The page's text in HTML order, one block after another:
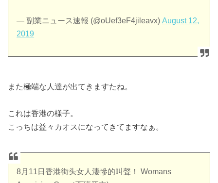
— 副業ニュース速報 (@oUef3eF4jileavx)August 12,
2019
また極端な人達が出てきますたね。
これは香港の様子。
こっちは益々カオスになってきてますなぁ。
8月11日香港街头女人淒慘的叫聲！ Womans